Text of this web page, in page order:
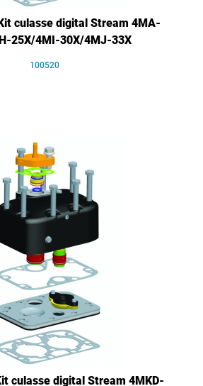
culasse digital Stream 4MA-
25X/4MI-30X/4MJ-33X
100520
culasse digital Stream 4MKD-